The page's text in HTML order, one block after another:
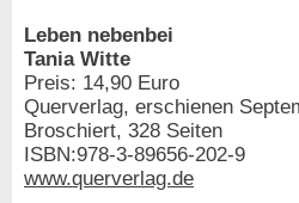
Leben nebenbei
Tania Witte
Preis: 14,90 Euro
Querverlag, erschienen
Broschiert, 328 Seiten
ISBN:978-3-89656-202-9
www.querverlag.de